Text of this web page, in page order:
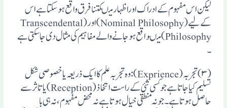
لیکن اس مفہوم کے ادراک اوراظہارمیںکتنافرق واقع ہوسکتاہے اس
کے لیے(Nominal Philosophy)اور(Transcendental
Philosophy)میںواقع ہوجانے والے مفاہیم کی مثال دی جاسکتی ہے
۔
(۳)تجربہ(Exprience): وہ تجربہ علم کاایک ذریعہ یاخصوصی شکل
تسلیم کیاجاتاہے جوکسی شئی کے راست اتخاذ(Reception)یاتاثرسے
حاصل ہوتاہے ۔جونہ منطقی خیال ہوتاہے نہ محض مفہوم،نہ ہی با